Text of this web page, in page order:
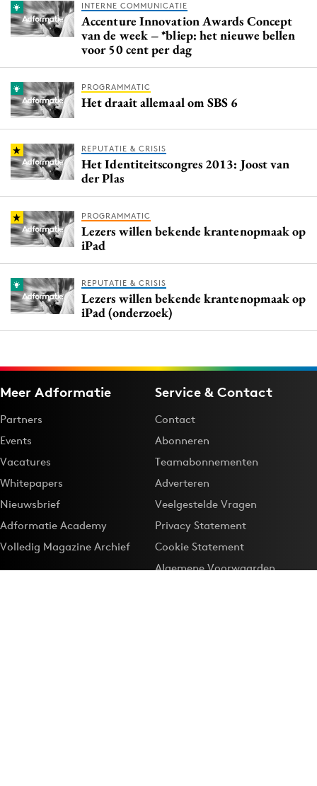
INTERNE COMMUNICATIE
Accenture Innovation Awards Concept
van de week – *bliep: het nieuwe bellen
voor 50 cent per dag
PROGRAMMATIC
Het draait allemaal om SBS 6
REPUTATIE & CRISIS
Het Identiteitscongres 2013: Joost van
der Plas
PROGRAMMATIC
Lezers willen bekende krantenopmaak op
iPad
REPUTATIE & CRISIS
Lezers willen bekende krantenopmaak op
iPad (onderzoek)
Meer Adformatie
Partners
Events
Vacatures
Whitepapers
Nieuwsbrief
Adformatie Academy
Volledig Magazine Archief
Service & Contact
Contact
Abonneren
Teamabonnementen
Adverteren
Veelgestelde Vragen
Privacy Statement
Cookie Statement
Algemene Voorwaarden